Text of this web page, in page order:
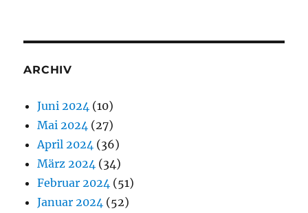
ARCHIV
Juni 2024 (10)
Mai 2024 (27)
April 2024 (36)
März 2024 (34)
Februar 2024 (51)
Januar 2024 (52)